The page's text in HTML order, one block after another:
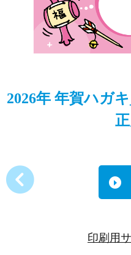
2026年 年賀ハガ
印刷用